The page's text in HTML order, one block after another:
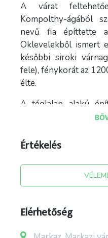
A várat
Kompolthy-ágából
nevű fia építtette
Oklevelekből ismert
későbbi siroki
fele), fénykorát az
élte.
A téglalap alakú
oldalfalának
vastagsága 2 m,
hegyoldalra épült,
északi rész falait –
Turistaút: A
Értékelés
Elérhetőség